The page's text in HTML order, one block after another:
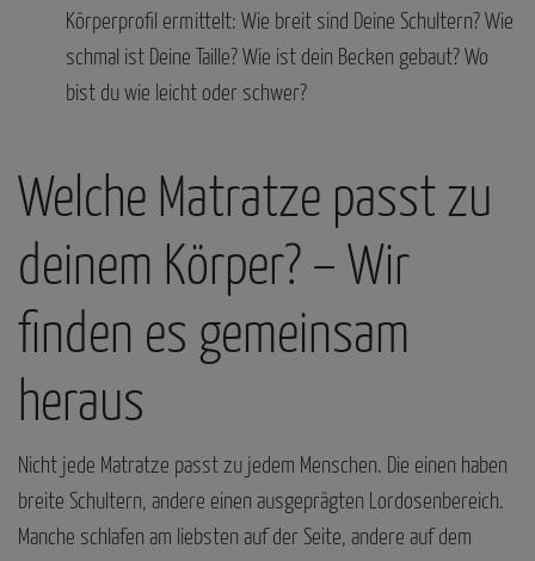
Körperprofil ermittelt: Wie breit sind Deine Schultern? Wie
schmal ist Deine Taille? Wie ist dein Becken gebaut? Wo
bist du wie leicht oder schwer?
Welche Matratze passt zu
deinem Körper? – Wir
finden es gemeinsam
heraus
Nicht jede Matratze passt zu jedem Menschen. Die einen haben
breite Schultern, andere einen ausgeprägten Lordosenbereich.
Manche schlafen am liebsten auf der Seite, andere auf dem